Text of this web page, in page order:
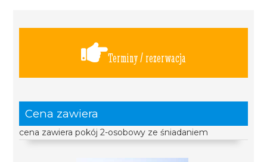
Terminy / rezerwacja
Cena zawiera
cena zawiera pokój 2-osobowy ze śniadaniem